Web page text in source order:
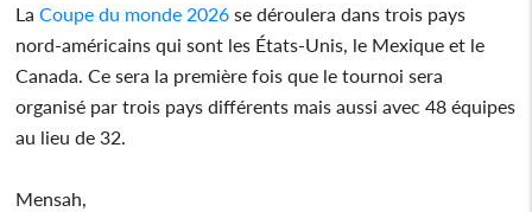
La Coupe du monde 2026 se déroulera dans trois pays
nord-américains qui sont les États-Unis, le Mexique et le
Canada. Ce sera la première fois que le tournoi sera
organisé par trois pays différents mais aussi avec 48 équipes
au lieu de 32.
Mensah,